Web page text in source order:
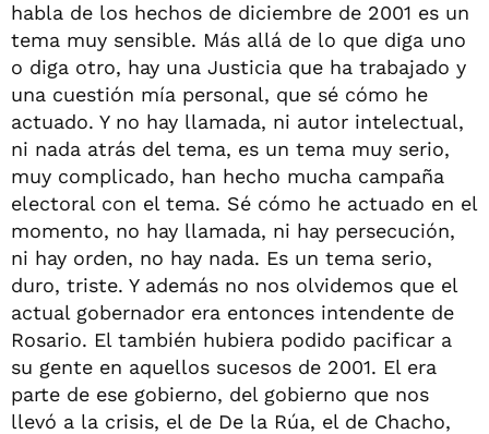
habla de los hechos de diciembre de 2001 es un
tema muy sensible. Más allá de lo que diga uno
o diga otro, hay una Justicia que ha trabajado y
una cuestión mía personal, que sé cómo he
actuado. Y no hay llamada, ni autor intelectual,
ni nada atrás del tema, es un tema muy serio,
muy complicado, han hecho mucha campaña
electoral con el tema. Sé cómo he actuado en el
momento, no hay llamada, ni hay persecución,
ni hay orden, no hay nada. Es un tema serio,
duro, triste. Y además no nos olvidemos que el
actual gobernador era entonces intendente de
Rosario. El también hubiera podido pacificar a
su gente en aquellos sucesos de 2001. El era
parte de ese gobierno, del gobierno que nos
llevó a la crisis, el de De la Rúa, el de Chacho,